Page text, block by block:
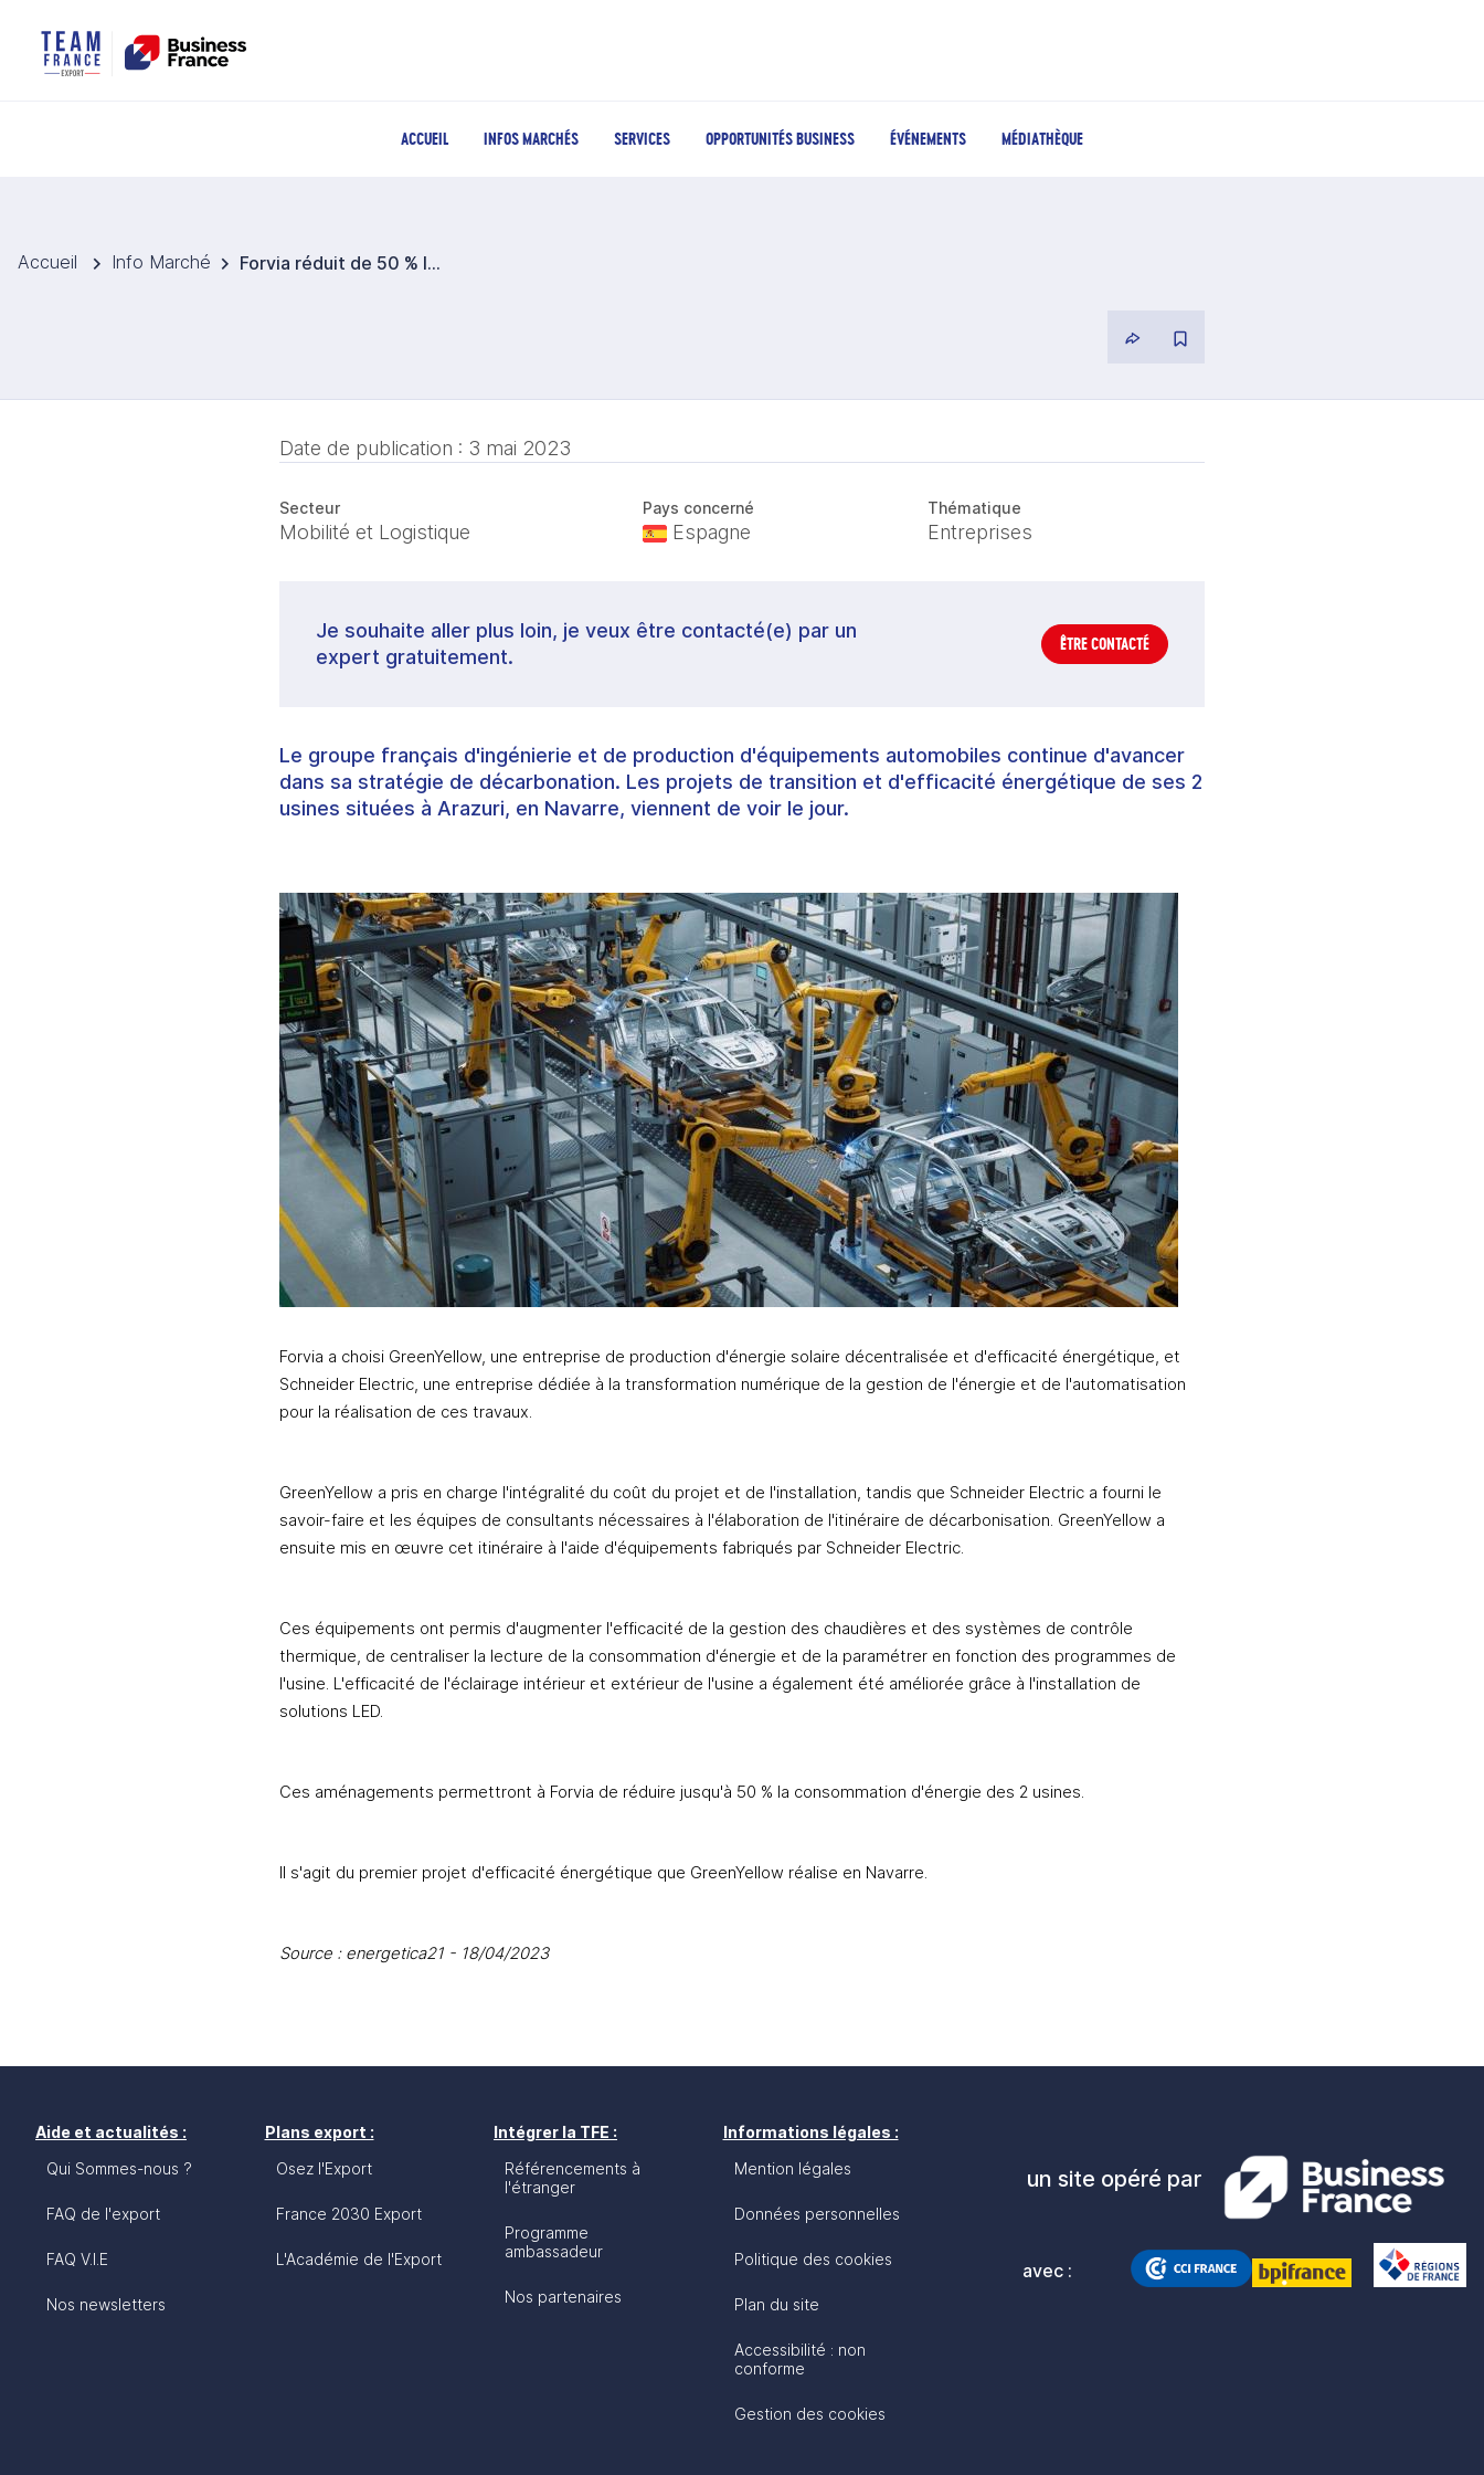
ACCUEIL INFOS MARCHÉS SERVICES OPPORTUNITÉS BUSINESS ÉVÉNEMENTS MÉDIATHÈQUE
Accueil Info Marché Forvia réduit de 50 % la consommation énergétique de ses 2 usines situées en Navarre
Date de publication : 3 mai 2023
Secteur
Mobilité et Logistique
Pays concerné
Espagne
Thématique
Entreprises
Je souhaite aller plus loin, je veux être contacté(e) par un
expert gratuitement.
ÊTRE CONTACTÉ
Le groupe français d'ingénierie et de production d'équipements automobiles continue d'avancer
dans sa stratégie de décarbonation. Les projets de transition et d'efficacité énergétique de ses 2
usines situées à Arazuri, en Navarre, viennent de voir le jour.
Forvia a choisi GreenYellow, une entreprise de production d'énergie solaire décentralisée et d'efficacité énergétique, et
Schneider Electric, une entreprise dédiée à la transformation numérique de la gestion de l'énergie et de l'automatisation
pour la réalisation de ces travaux.
GreenYellow a pris en charge l'intégralité du coût du projet et de l'installation, tandis que Schneider Electric a fourni le
savoir-faire et les équipes de consultants nécessaires à l'élaboration de l'itinéraire de décarbonisation. GreenYellow a
ensuite mis en œuvre cet itinéraire à l'aide d'équipements fabriqués par Schneider Electric.
Ces équipements ont permis d'augmenter l'efficacité de la gestion des chaudières et des systèmes de contrôle
thermique, de centraliser la lecture de la consommation d'énergie et de la paramétrer en fonction des programmes de
l'usine. L'efficacité de l'éclairage intérieur et extérieur de l'usine a également été améliorée grâce à l'installation de
solutions LED.
Ces aménagements permettront à Forvia de réduire jusqu'à 50 % la consommation d'énergie des 2 usines.
Il s'agit du premier projet d'efficacité énergétique que GreenYellow réalise en Navarre.
Source : energetica21 - 18/04/2023
Aide et actualités :
Qui Sommes-nous ?
FAQ de l'export
FAQ V.I.E
Nos newsletters
Plans export :
Osez l'Export
France 2030 Export
L'Académie de l'Export
Intégrer la TFE :
Référencements à
l'étranger
Programme
ambassadeur
Nos partenaires
Informations légales :
Mention légales
Données personnelles
Politique des cookies
Plan du site
Accessibilité : non
conforme
Gestion des cookies
un site opéré par
avec :